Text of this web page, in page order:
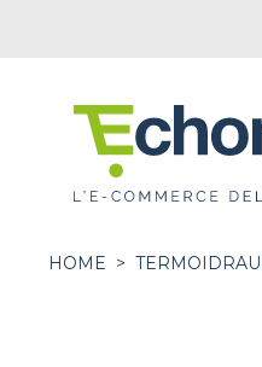
HOME >